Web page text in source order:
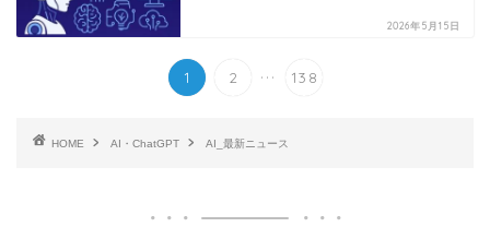
2026年5月15日
1 2 ... 138
HOME AI・ChatGPT AI_最新ニュース